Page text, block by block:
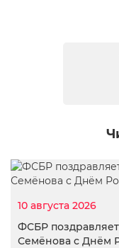
10 августа 2026
ФСБР
Семёнова с Днём